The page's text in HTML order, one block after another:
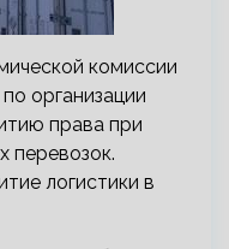
комиссии
организации
права при
перевозок.
логистики в